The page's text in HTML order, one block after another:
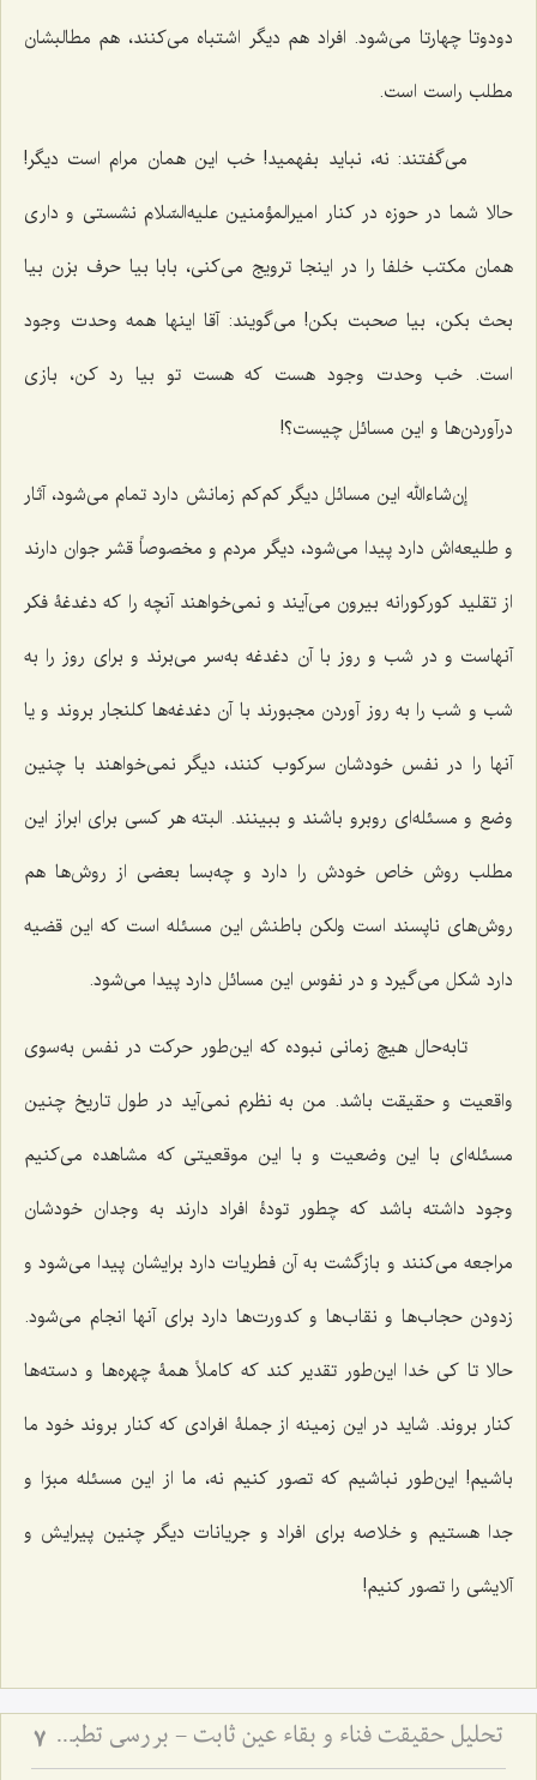
دودوتا چهارتا مى‌شود. افراد هم دیگر اشتباه مى‌کنند، هم مطالبشان
مطلب راست است.
مى‌گفتند: نه، نباید بفهمید! خب این همان مرام است دیگر!
حالا شما در حوزه در کنار امیرالمؤمنین علیه‌السّلام نشستى و دارى
همان مکتب خلفا را در اینجا ترویج مى‌کنی، بابا بیا حرف بزن بیا
بحث بکن، بیا صحبت بکن! مى‌گویند: آقا اینها همه وحدت وجود
است. خب وحدت وجود هست که هست تو بیا رد کن، بازى
درآوردن‌ها و این مسائل چیست؟!
إن‌شاءالله این مسائل دیگر کم‌کم زمانش دارد تمام مى‌شود، آثار
و طلیعه‌اش دارد پیدا مى‌شود، دیگر مردم و مخصوصاً قشر جوان دارند
از تقلید کورکورانه بیرون مى‌آیند و نمى‌خواهند آنچه را که دغدغۀ فکر
آنهاست و در شب و روز با آن دغدغه به‌سر مى‌برند و براى روز را به
شب و شب را به روز آوردن مجبورند با آن دغدغه‌ها کلنجار بروند و یا
آنها را در نفس خودشان سرکوب کنند، دیگر نمى‌خواهند با چنین
وضع و مسئله‌اى روبرو باشند و ببینند. البته هر کسى براى ابراز این
مطلب روش خاص خودش را دارد و چه‌بسا بعضى از روش‌ها هم
روش‌هاى ناپسند است ولکن باطنش این مسئله است که این قضیه
دارد شکل مى‌گیرد و در نفوس این مسائل دارد پیدا مى‌شود.
تابه‌حال هیچ زمانى نبوده که این‌طور حرکت در نفس به‌سوی
واقعیت و حقیقت باشد. من به نظرم نمى‌آید در طول تاریخ چنین
مسئله‌اى با این وضعیت و با این موقعیتى که مشاهده مى‌کنیم
وجود داشته باشد که چطور تودۀ افراد دارند به وجدان خودشان
مراجعه مى‌کنند و بازگشت به آن فطریات دارد برایشان پیدا مى‌شود و
زدودن حجاب‌ها و نقاب‌ها و کدورت‌ها دارد براى آنها انجام مى‌شود.
حالا تا کى خدا این‌طور تقدیر کند که کاملاً همۀ چهره‌ها و دسته‌ها
کنار بروند. شاید در این زمینه از جملۀ افرادى که کنار بروند خود ما
باشیم! این‌طور نباشیم که تصور کنیم نه، ما از این مسئله مبرّا و
جدا هستیم و خلاصه براى افراد و جریانات دیگر چنین پیرایش و
آلایشى را تصور کنیم!
تحلیل حقیقت فناء و بقاء عین ثابت - بررسی تطبیقی دیدگاه‌های عرفانی و فلسفی در سیر و سلوک 7